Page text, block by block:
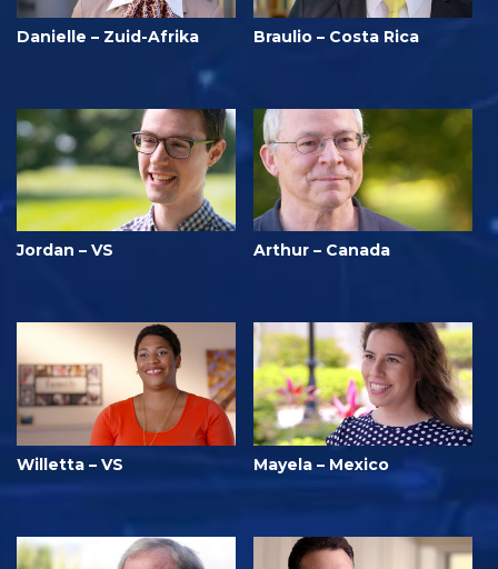
Danielle – Zuid-Afrika Braulio – Costa Rica
Jordan – VS Arthur – Canada
Willetta – VS Mayela – Mexico